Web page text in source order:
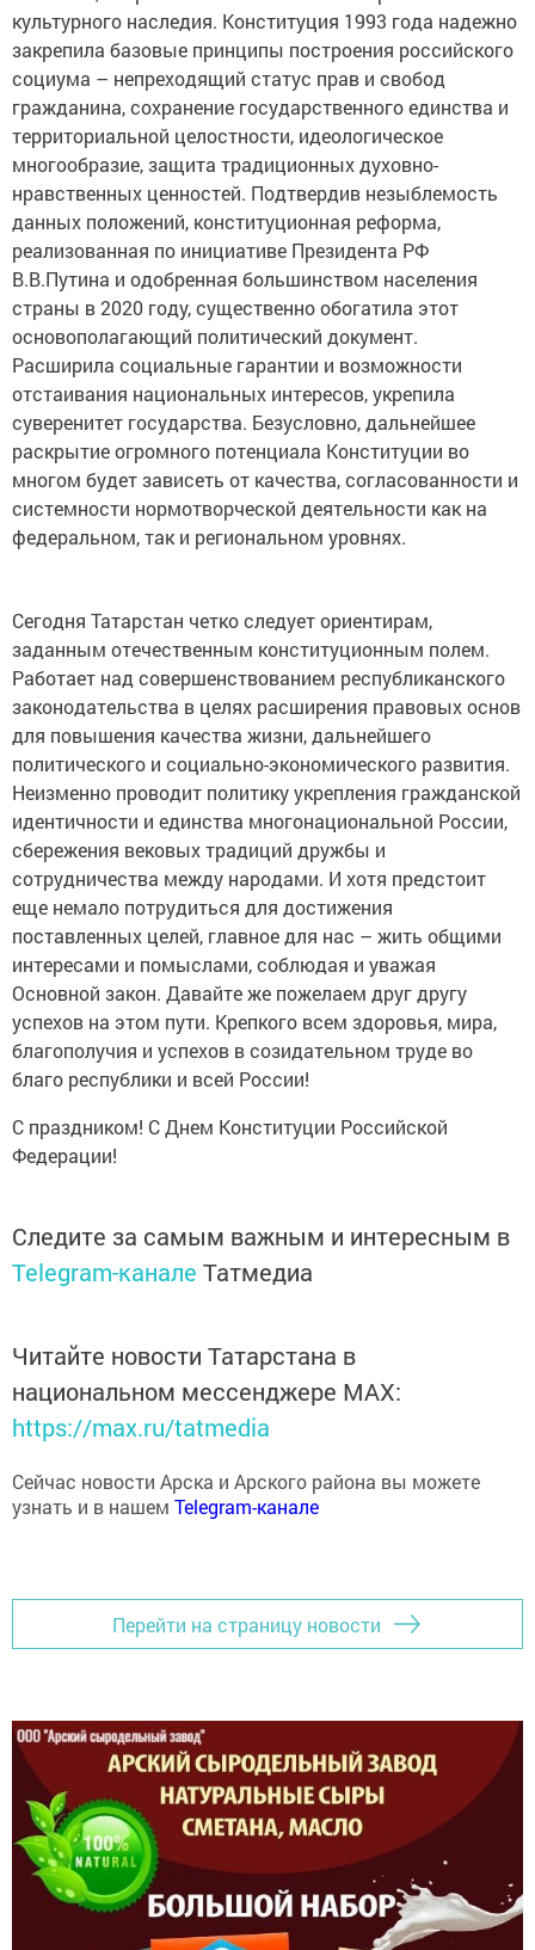
культурного наследия. Конституция 1993 года надежно
закрепила базовые принципы построения российского
социума – непреходящий статус прав и свобод
гражданина, сохранение государственного единства и
территориальной целостности, идеологическое
многообразие, защита традиционных духовно-
нравственных ценностей. Подтвердив незыблемость
данных положений, конституционная реформа,
реализованная по инициативе Президента РФ
В.В.Путина и одобренная большинством населения
страны в 2020 году, существенно обогатила этот
основополагающий политический документ.
Расширила социальные гарантии и возможности
отстаивания национальных интересов, укрепила
суверенитет государства. Безусловно, дальнейшее
раскрытие огромного потенциала Конституции во
многом будет зависеть от качества, согласованности и
системности нормотворческой деятельности как на
федеральном, так и региональном уровнях.
Сегодня Татарстан четко следует ориентирам,
заданным отечественным конституционным полем.
Работает над совершенствованием республиканского
законодательства в целях расширения правовых основ
для повышения качества жизни, дальнейшего
политического и социально-экономического развития.
Неизменно проводит политику укрепления гражданской
идентичности и единства многонациональной России,
сбережения вековых традиций дружбы и
сотрудничества между народами. И хотя предстоит
еще немало потрудиться для достижения
поставленных целей, главное для нас – жить общими
интересами и помыслами, соблюдая и уважая
Основной закон. Давайте же пожелаем друг другу
успехов на этом пути. Крепкого всем здоровья, мира,
благополучия и успехов в созидательном труде во
благо республики и всей России!
С праздником! С Днем Конституции Российской
Федерации!
Следите за самым важным и интересным в
Telegram-канале Татмедиа
Читайте новости Татарстана в
национальном мессенджере MАХ:
https://max.ru/tatmedia
Сейчас новости Арска и Арского района вы можете
узнать и в нашем Telegram-канале
Перейти на страницу новости